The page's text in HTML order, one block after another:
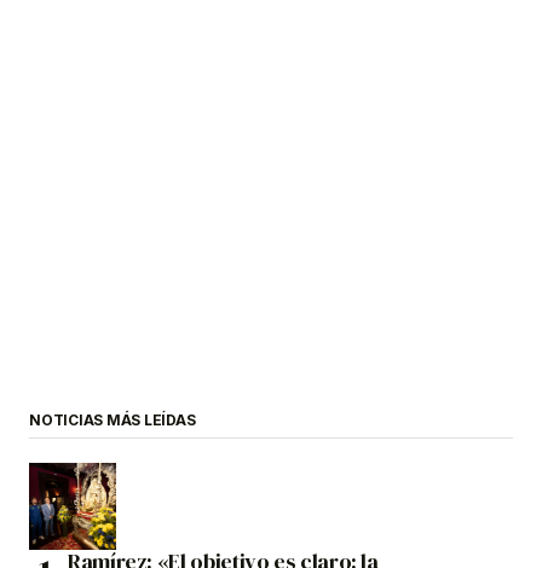
NOTICIAS MÁS LEÍDAS
Ramírez: «El objetivo es claro: la